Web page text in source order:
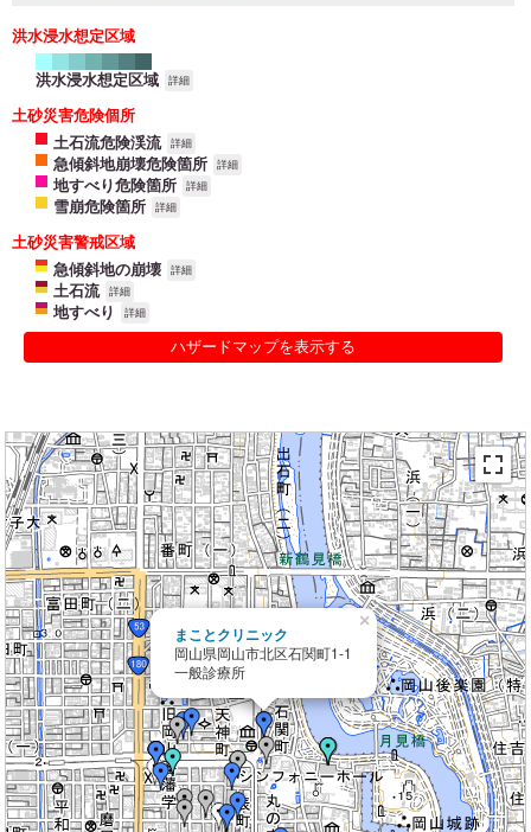
洪水浸水想定区域
洪水浸水想定区域 詳細
土砂災害危険個所
土石流危険渓流
詳細
急傾斜地崩壊危険箇所 詳細
地すべり危険箇所 詳細
雪崩危険箇所 詳細
土砂災害警戒区域
急傾斜地の崩壊
詳細
土石流 詳細
地すべり 詳細
ハザードマップを表示する
まことクリニック
岡山県岡山市北区石関町1-1
一般診療所
×